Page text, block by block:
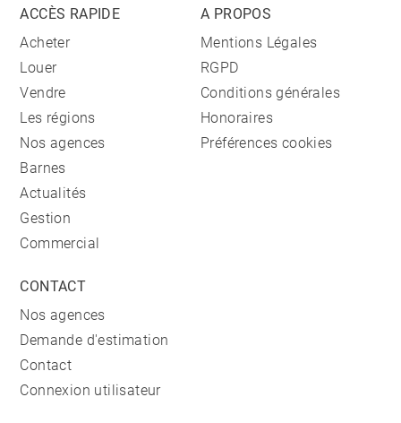
ACCÈS RAPIDE
Acheter
Louer
Vendre
Les régions
Nos agences
Barnes
Actualités
Gestion
Commercial
A PROPOS
Mentions Légales
RGPD
Conditions générales
Honoraires
Préférences cookies
CONTACT
Nos agences
Demande d'estimation
Contact
Connexion utilisateur